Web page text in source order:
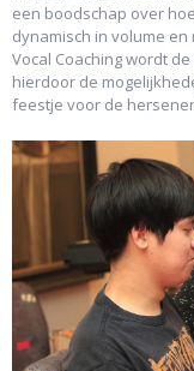
een boodschap over
dynamisch in volume
Vocal Coaching wordt
hierdoor de
feestje voor de